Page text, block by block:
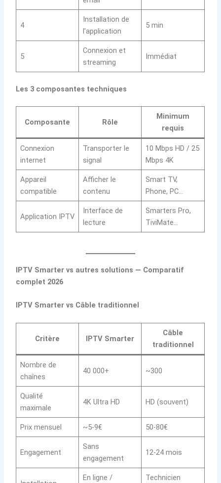
4
Installation de
l’application
5 min
5
Connexion et
streaming
Immédiat
Les 3 composantes techniques
Composante Rôle
Minimum
requis
Connexion
internet
Transporter le
signal
10 Mbps HD / 25
Mbps 4K
Appareil
compatible
Afficher le
contenu
Smart TV,
Phone, PC…
Application IPTV
Interface de
lecture
Smarters Pro,
TiviMate…
IPTV Smarter vs autres solutions — Comparatif
complet 2026
IPTV Smarter vs Câble traditionnel
Critère IPTV Smarter
Câble
traditionnel
Nombre de
chaînes
40 000+ ~300
Qualité
maximale
4K Ultra HD HD (souvent)
Prix mensuel ~5-9€ 50-80€
Engagement
Sans
engagement
12-24 mois
En ligne / Technicien